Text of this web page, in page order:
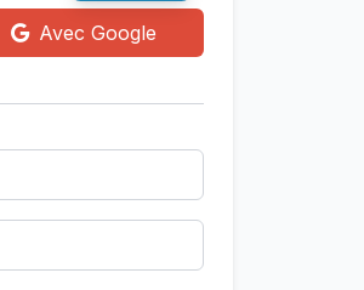
Avec Google